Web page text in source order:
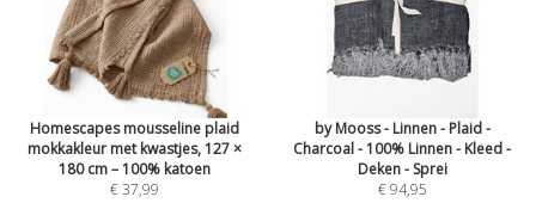
Homescapes mousseline plaid
mokkakleur met kwastjes, 127 ×
180 cm – 100% katoen
€ 37,99
by Mooss - Linnen - Plaid -
Charcoal - 100% Linnen - Kleed -
Deken - Sprei
€ 94,95